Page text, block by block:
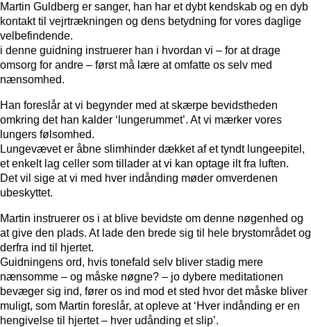
Martin Guldberg er sanger, han har et dybt kendskab og en dyb
kontakt til vejrtrækningen og dens betydning for vores daglige
velbefindende.
i denne guidning instruerer han i hvordan vi – for at drage
omsorg for andre – først må lære at omfatte os selv med
nænsomhed.
Han foreslår at vi begynder med at skærpe bevidstheden
omkring det han kalder ‘lungerummet’. At vi mærker vores
lungers følsomhed.
Lungevævet er åbne slimhinder dækket af et tyndt lungeepitel,
et enkelt lag celler som tillader at vi kan optage ilt fra luften.
Det vil sige at vi med hver indånding møder omverdenen
ubeskyttet.
Martin instruerer os i at blive bevidste om denne nøgenhed og
at give den plads. At lade den brede sig til hele brystområdet og
derfra ind til hjertet.
Guidningens ord, hvis tonefald selv bliver stadig mere
nænsomme – og måske nøgne? – jo dybere meditationen
bevæger sig ind, fører os ind mod et sted hvor det måske bliver
muligt, som Martin foreslår, at opleve at ‘Hver indånding er en
hengivelse til hjertet – hver udånding et slip’.